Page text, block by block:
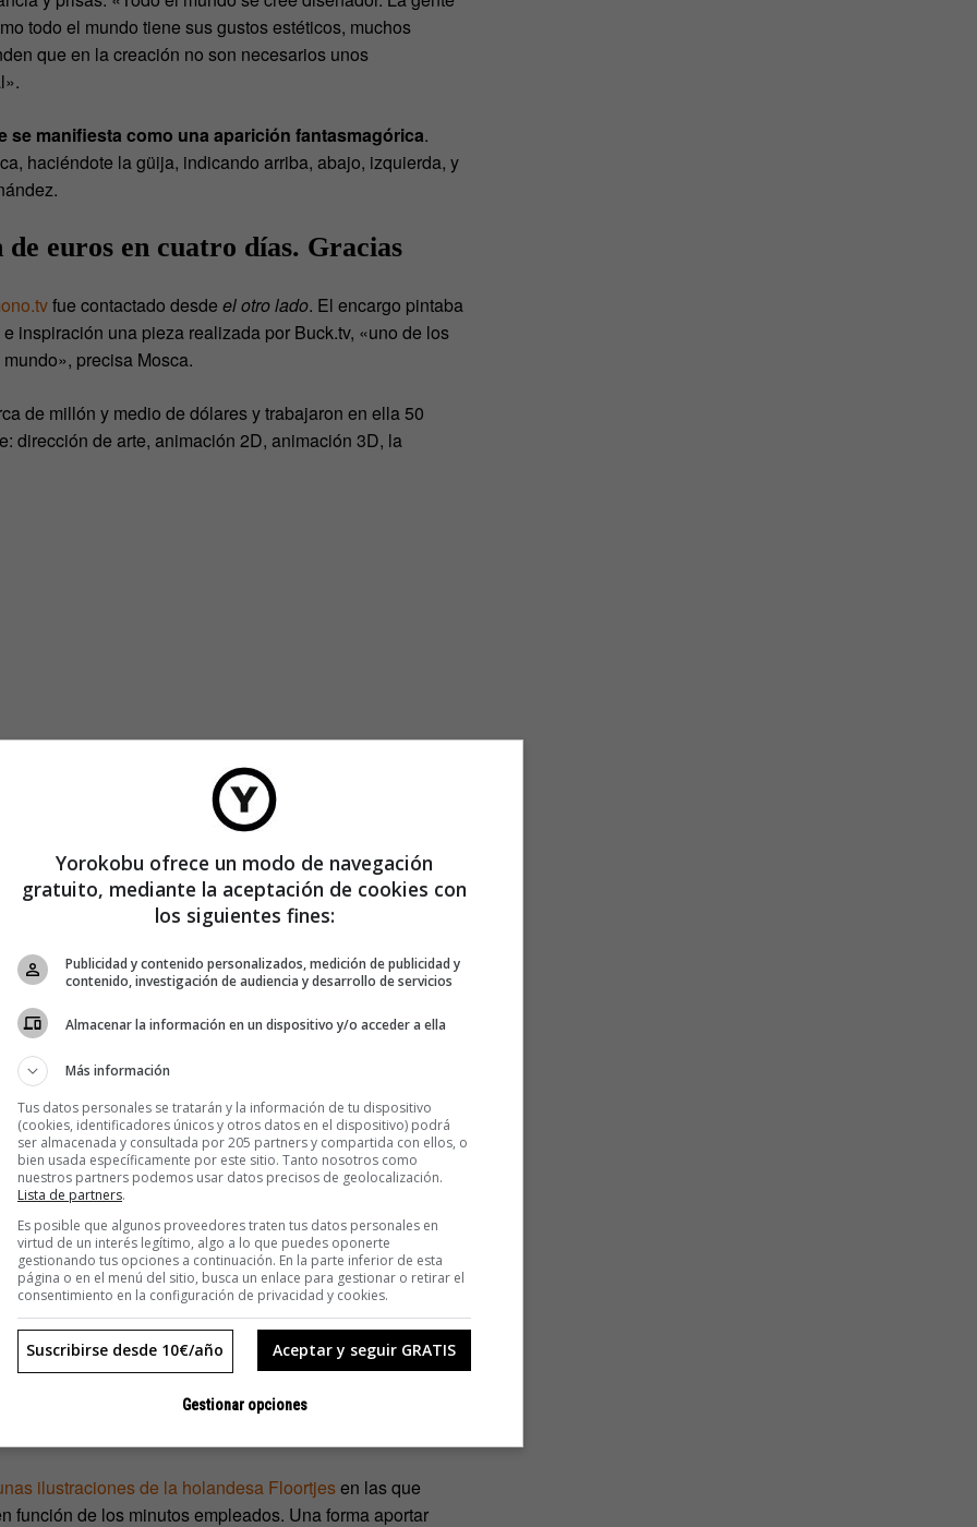
todo el mundo tiene sus gustos estéticos, muchos
que en la creación no son necesarios unos
se manifiesta como una aparición fantasmagórica.
haciéndote la güija, indicando arriba, abajo, izquierda, y
euros en cuatro días. Gracias
fue contactado desde el otro lado. El encargo pintaba
inspiración una pieza realizada por Buck.tv, «uno de los
precisa Mosca.
de millón y medio de dólares y trabajaron en ella 50
dirección de arte, animación 2D, animación 3D, la
presupuesto. «Bueno, el guion no lo tenemos todavía. El
el viernes que viene», respondieron.
si llamo a la NASA y les pido un trasbordador para el
en su comunión». Como respuesta, el equipo maquetó
habituales. En el apartado de coste total escribieron:
ilustraciones de la holandesa Floortjesen las que
función de los minutos empleados. Una forma aportar
Yorokobu ofrece un modo de navegación
gratuito, mediante la aceptación de cookies con
los siguientes fines:
Publicidad y contenido personalizados, medición de publicidad y
contenido, investigación de audiencia y desarrollo de servicios
Almacenar la información en un dispositivo y/o acceder a ella
Más información
Tus datos personales se tratarán y la información de tu dispositivo
(cookies, identificadores únicos y otros datos en el dispositivo) podrá
ser almacenada y consultada por 205 partners y compartida con ellos, o
bien usada específicamente por este sitio. Tanto nosotros como
nuestros partners podemos usar datos precisos de geolocalización.
Lista de partners.
Es posible que algunos proveedores traten tus datos personales en
virtud de un interés legítimo, algo a lo que puedes oponerte
gestionando tus opciones a continuación. En la parte inferior de esta
página o en el menú del sitio, busca un enlace para gestionar o retirar el
consentimiento en la configuración de privacidad y cookies.
Aceptar y seguir GRATIS
Suscribirse desde 10€/año
Gestionar opciones